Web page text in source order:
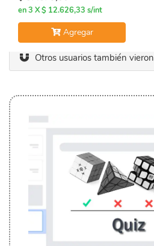
en 3 X $ 12.626,33 s/int
Agregar
Otros usuarios también vieron